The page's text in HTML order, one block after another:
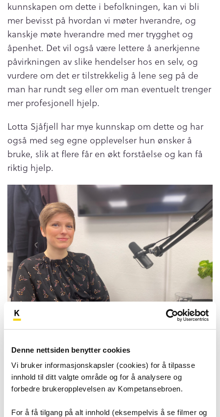
Denne nettsiden benytter cookies
Vi bruker informasjonskapsler (cookies) for å tilpasse
innhold til ditt valgte område og for å analysere og
forbedre brukeropplevelsen av Kompetansebroen.
For å få tilgang på alt innhold (eksempelvis å se filmer og
kunnskapen om dette i befolkningen, kan vi bli
mer bevisst på hvordan vi møter hverandre, og
kanskje møte hverandre med mer trygghet og
åpenhet. Det vil også være lettere å anerkjenne
påvirkningen av slike hendelser hos en selv, og
vurdere om det er tilstrekkelig å lene seg på de
man har rundt seg eller om man eventuelt trenger
mer profesjonell hjelp.
Lotta Sjåfjell har mye kunnskap om dette og har
også med seg egne opplevelser hun ønsker å
bruke, slik at flere får en økt forståelse og kan få
riktig hjelp.
Se flere podkaster